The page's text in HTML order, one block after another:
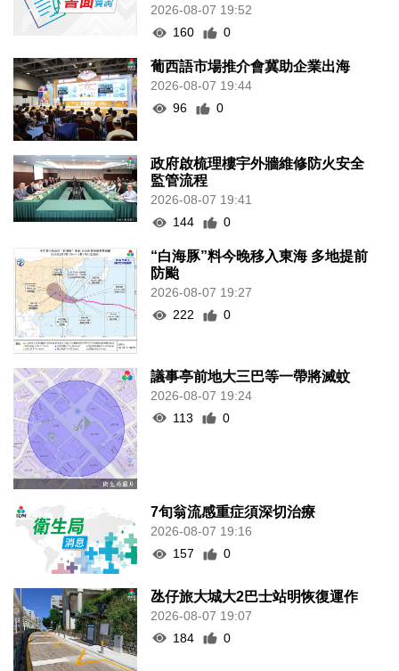
2026-08-07 19:52
160
0
葡西語市場推介會冀助企業出海
2026-08-07 19:44
96
0
政府啟梳理樓宇外牆維修防火安全
監管流程
2026-08-07 19:41
144
0
“白海豚”料今晚移入東海 多地提前
防颱
2026-08-07 19:27
222
0
議事亭前地大三巴等一帶將滅蚊
2026-08-07 19:24
113
0
7旬翁流感重症須深切治療
2026-08-07 19:16
157
0
氹仔旅大城大2巴士站明恢復運作
2026-08-07 19:07
184
0